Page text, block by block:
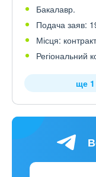
Бакалавр.
Подача заяв:
Місця:
Регіональний
ще 1